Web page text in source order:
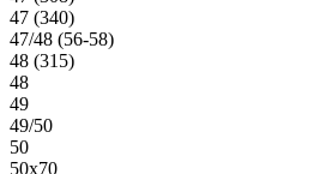
47 (340)
47/48 (56-58)
48 (315)
48
49
49/50
50
50х70